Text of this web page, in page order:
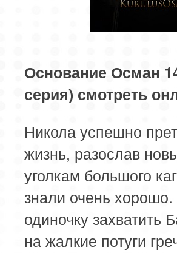
82 серия
86 серия
89 серия
90 серия
93 серия
94 серия
97 серия
98 серия
101 серия
102 серия
105 серия
106 серия
109 серия
110 серия
Основание Осман
серия) смотреть
Никола успешно
жизнь, разослав
уголкам большого
знали очень
одиночку
на жалкие потуги